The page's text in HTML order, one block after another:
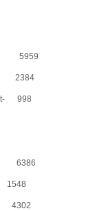
— 5959
2384
998
— 6386